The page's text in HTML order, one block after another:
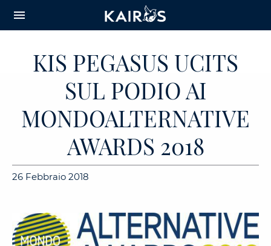
CONTENT
menu
KIS PEGASUS UCITS
SUL PODIO AI
MONDOALTERNATIVE
AWARDS 2018
26 Febbraio 2018